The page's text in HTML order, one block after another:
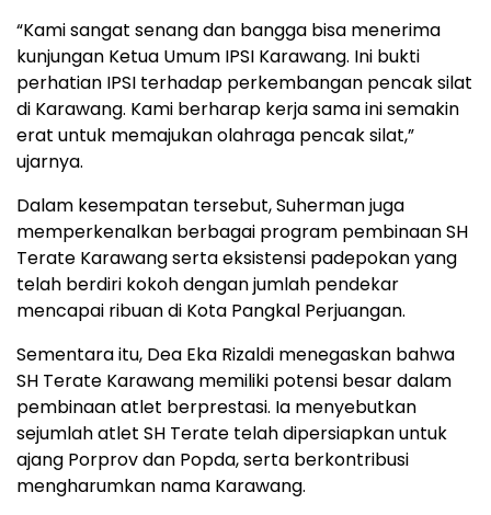
“Kami sangat senang dan bangga bisa menerima
kunjungan Ketua Umum IPSI Karawang. Ini bukti
perhatian IPSI terhadap perkembangan pencak silat
di Karawang. Kami berharap kerja sama ini semakin
erat untuk memajukan olahraga pencak silat,”
ujarnya.
Dalam kesempatan tersebut, Suherman juga
memperkenalkan berbagai program pembinaan SH
Terate Karawang serta eksistensi padepokan yang
telah berdiri kokoh dengan jumlah pendekar
mencapai ribuan di Kota Pangkal Perjuangan.
Sementara itu, Dea Eka Rizaldi menegaskan bahwa
SH Terate Karawang memiliki potensi besar dalam
pembinaan atlet berprestasi. Ia menyebutkan
sejumlah atlet SH Terate telah dipersiapkan untuk
ajang Porprov dan Popda, serta berkontribusi
mengharumkan nama Karawang.